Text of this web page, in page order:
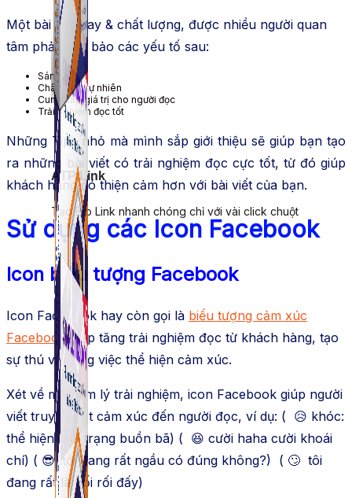
ATP Link
Tạo Bio Link nhanh chóng chỉ với vài click chuột
Một bài viết hay & chất lượng, được nhiều người quan
tâm phải đảm bảo các yếu tố sau:
Sáng tạo
Chân thật, tự nhiên
Cung cấp giá trị cho người đọc
Trải nghiệm đọc tốt
Những Tips nhỏ mà mình sắp giới thiệu sẽ giúp bạn tạo
ra những bài viết có trải nghiệm đọc cực tốt, từ đó giúp
khách hàng có thiện cảm hơn với bài viết của bạn.
Sử dụng các Icon Facebook
Icon biểu tượng Facebook
Icon Facebook hay còn gọi là biểu tượng cảm xúc
Facebookgiúp tăng trải nghiệm đọc từ khách hàng, tạo
sự thú vị trong việc thể hiện cảm xúc.
Xét về mặt tâm lý trải nghiệm, icon Facebook giúp người
viết truyền đạt cảm xúc đến người đọc, ví dụ: ( 😥 khóc:
thể hiện tâm trạng buồn bã) ( 😆 cười haha cười khoái
chí) ( 😎 :tôi đang rất ngầu có đúng không?) ( 🙄 tôi
đang rất là bối rối đấy)